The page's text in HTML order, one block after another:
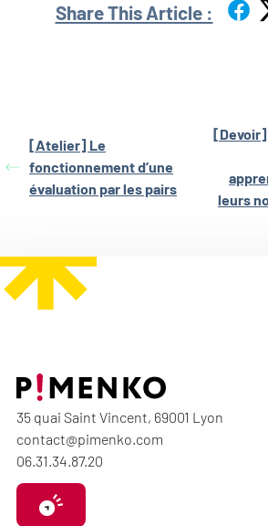
Share This Article :
[Atelier] Le
fonctionnement d’une
évaluation par les pairs
leurs
35 quai Saint Vincent, 69001 Lyon
contact@pimenko.com
06.31.34.87.20